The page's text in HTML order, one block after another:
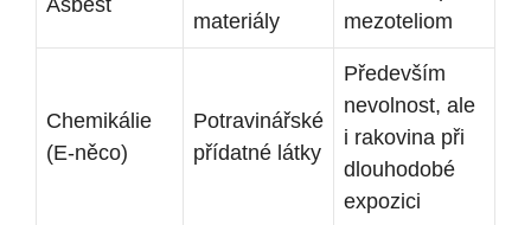
Asbest
materiály
mezoteliom
Chemikálie
(E-něco)
Potravinářské
přídatné látky
Především
nevolnost, ale
i rakovina při
dlouhodobé
expozici